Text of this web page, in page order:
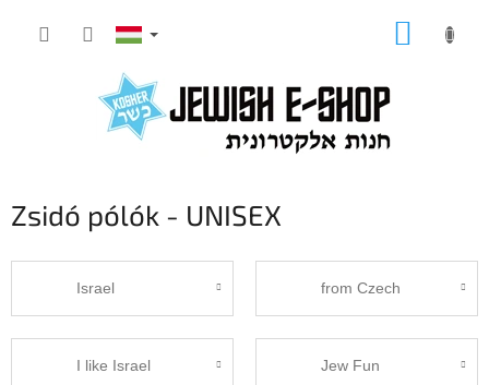
KOSÁR
Zsidó pólók - UNISEX
Israel from Czech
I like Israel Jew Fun